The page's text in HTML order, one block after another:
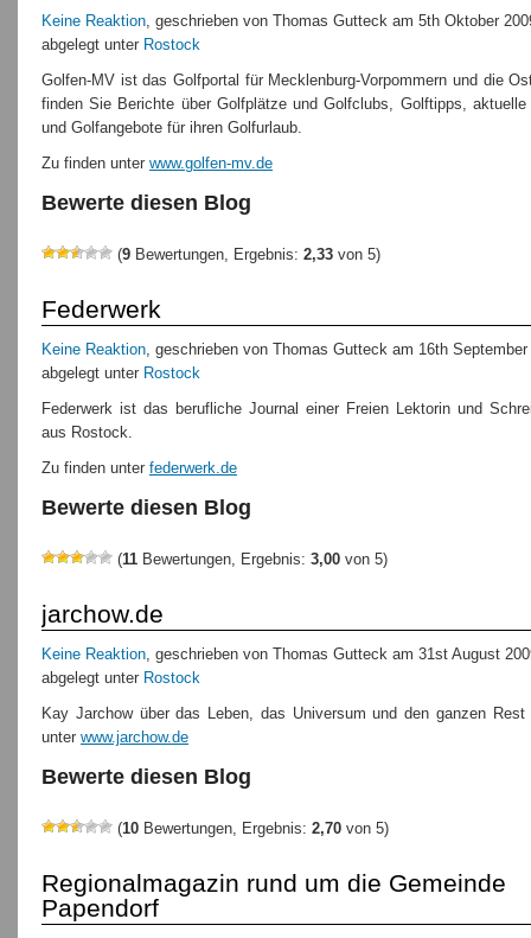
Keine Reaktion, geschrieben von Thomas Gutteck am 5th Oktober
abgelegt unter Rostock
Golfen-MV ist das Golfportal für Mecklenburg-Vorpommern und die
finden Sie Berichte über Golfplätze und Golfclubs, Golftipps, aktuelle
und Golfangebote für ihren Golfurlaub.
Zu finden unter www.golfen-mv.de
Bewerte diesen Blog
(9 Bewertungen, Ergebnis: 2,33 von 5)
Federwerk
Keine Reaktion, geschrieben von Thomas Gutteck am 16th September
abgelegt unter Rostock
Federwerk ist das berufliche Journal einer Freien Lektorin und
aus Rostock.
Zu finden unter federwerk.de
Bewerte diesen Blog
(11 Bewertungen, Ergebnis: 3,00 von 5)
jarchow.de
Keine Reaktion, geschrieben von Thomas Gutteck am 31st August
abgelegt unter Rostock
Kay Jarchow über das Leben, das Universum und den ganzen Rest
unter www.jarchow.de
Bewerte diesen Blog
(10 Bewertungen, Ergebnis: 2,70 von 5)
Regionalmagazin rund um die Gemeinde
Papendorf